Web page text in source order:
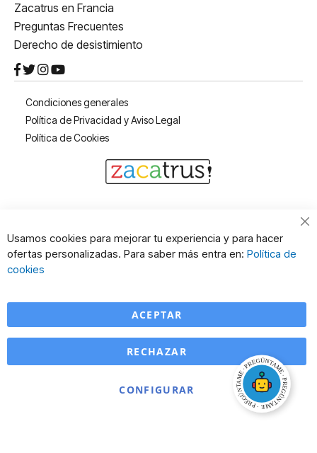
Zacatrus en Francia
Preguntas Frecuentes
Derecho de desistimiento
Condiciones generales
Política de Privacidad y Aviso Legal
Política de Cookies
Usamos cookies para mejorar tu experiencia y para hacer
ofertas personalizadas. Para saber más entra en: Política de
cookies
ACEPTAR
CONFIGURAR
RECHAZAR